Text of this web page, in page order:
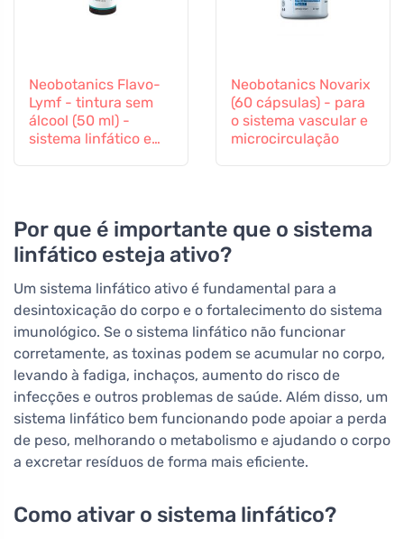
Neobotanics Flavo-
Lymf - tintura sem
álcool (50 ml) -
sistema linfático e
Neobotanics Novarix
(60 cápsulas) - para
o sistema vascular e
microcirculação
Por que é importante que o sistema
linfático esteja ativo?
Um sistema linfático ativo é fundamental para a
desintoxicação do corpo e o fortalecimento do sistema
imunológico. Se o sistema linfático não funcionar
corretamente, as toxinas podem se acumular no corpo,
levando à fadiga, inchaços, aumento do risco de
infecções e outros problemas de saúde. Além disso, um
sistema linfático bem funcionando pode apoiar a perda
de peso, melhorando o metabolismo e ajudando o corpo
a excretar resíduos de forma mais eficiente.
Como ativar o sistema linfático?